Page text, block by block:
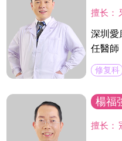
擅长： 牙
深圳愛
任醫師
修复科
楊福
擅长： 冠